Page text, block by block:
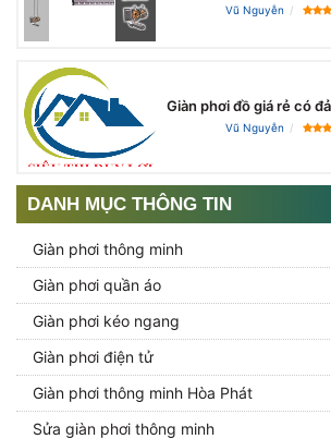
Vũ Nguyễn
Giàn phơi đồ giá rẻ có
Vũ Nguyễn
DANH MỤC THÔNG TIN
Giàn phơi thông minh
Giàn phơi quần áo
Giàn phơi kéo ngang
Giàn phơi điện tử
Giàn phơi thông minh Hòa Phát
Sửa giàn phơi thông minh